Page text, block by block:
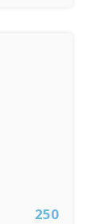
250